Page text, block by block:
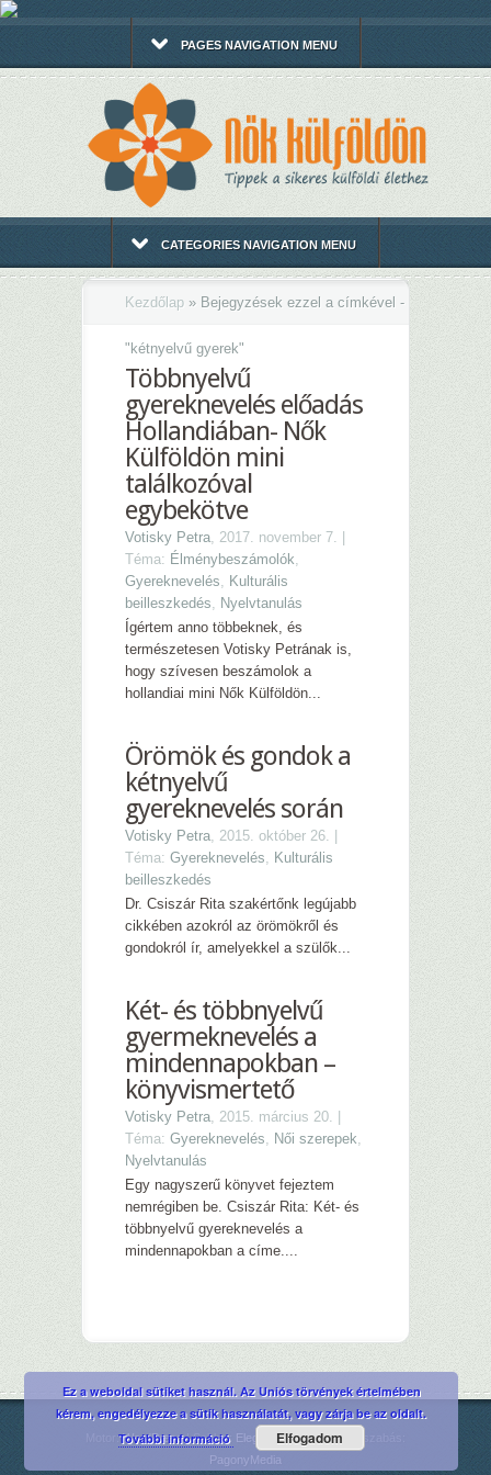
PAGES NAVIGATION MENU
CATEGORIES NAVIGATION MENU
Kezdőlap » Bejegyzések ezzel a címkével -
" kétnyelvű gyerek"
Többnyelvű
gyereknevelés előadás
Hollandiában- Nők
Külföldön mini
találkozóval
egybekötve
Votisky Petra, 2017. november 7. |
Téma: Élménybeszámolók,
Gyereknevelés, Kulturális
beilleszkedés, Nyelvtanulás
Ígértem anno többeknek, és
természetesen Votisky Petrának is,
hogy szívesen beszámolok a
hollandiai mini Nők Külföldön...
Örömök és gondok a
kétnyelvű
gyereknevelés során
Votisky Petra, 2015. október 26. |
Téma: Gyereknevelés, Kulturális
beilleszkedés
Dr. Csiszár Rita szakértőnk legújabb
cikkében azokról az örömökről és
gondokról ír, amelyekkel a szülők...
Két- és többnyelvű
gyermeknevelés a
mindennapokban –
könyvismertető
Votisky Petra, 2015. március 20. |
Téma: Gyereknevelés, Női szerepek,
Nyelvtanulás
Egy nagyszerű könyvet fejeztem
nemrégiben be. Csiszár Rita: Két- és
többnyelvű gyereknevelés a
mindennapokban a címe....
Motor:WordPress| Sablon: ElegantThemes| Testreszabás:
PagonyMedia
Ez a weboldal sütiket használ. Az Uniós törvények értelmében
kérem, engedélyezze a sütik használatát, vagy zárja be az oldalt.
További információ
Elfogadom